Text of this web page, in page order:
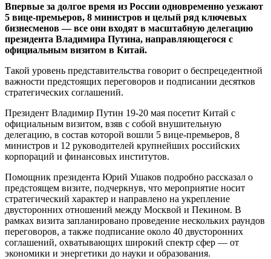
Впервые за долгое время из России одновременно уезжают
5 вице-премьеров, 8 министров и целый ряд ключевых
бизнесменов — все они входят в масштабную делегацию
президента Владимира Путина, направляющегося с
официальным визитом в Китай.
Такой уровень представительства говорит о беспрецедентной
важности предстоящих переговоров и подписании десятков
стратегических соглашений.
Президент Владимир Путин 19-20 мая посетит Китай с
официальным визитом, взяв с собой внушительную
делегацию, в состав которой вошли 5 вице-премьеров, 8
министров и 12 руководителей крупнейших российских
корпораций и финансовых институтов.
Помощник президента Юрий Ушаков подробно рассказал о
предстоящем визите, подчеркнув, что мероприятие носит
стратегический характер и направлено на укрепление
двусторонних отношений между Москвой и Пекином. В
рамках визита запланировано проведение нескольких раундов
переговоров, а также подписание около 40 двусторонних
соглашений, охватывающих широкий спектр сфер — от
экономики и энергетики до науки и образования.